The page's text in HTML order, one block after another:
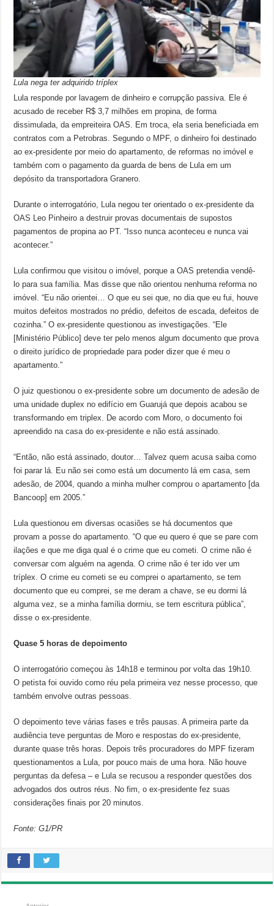
Lula nega ter adquirido tríplex
Lula responde por lavagem de dinheiro e corrupção passiva. Ele é
acusado de receber R$ 3,7 milhões em propina, de forma
dissimulada, da empreiteira OAS. Em troca, ela seria beneficiada em
contratos com a Petrobras. Segundo o MPF, o dinheiro foi destinado
ao ex-presidente por meio do apartamento, de reformas no imóvel e
também com o pagamento da guarda de bens de Lula em um
depósito da transportadora Granero.
Durante o interrogatório, Lula negou ter orientado o ex-presidente da
OAS Leo Pinheiro a destruir provas documentais de supostos
pagamentos de propina ao PT. “Isso nunca aconteceu e nunca vai
acontecer.”
Lula confirmou que visitou o imóvel, porque a OAS pretendia vendê-
lo para sua família. Mas disse que não orientou nenhuma reforma no
imóvel. “Eu não orientei… O que eu sei que, no dia que eu fui, houve
muitos defeitos mostrados no prédio, defeitos de escada, defeitos de
cozinha.” O ex-presidente questionou as investigações. “Ele
[Ministério Público] deve ter pelo menos algum documento que prova
o direito jurídico de propriedade para poder dizer que é meu o
apartamento.”
O juiz questionou o ex-presidente sobre um documento de adesão de
uma unidade duplex no edifício em Guarujá que depois acabou se
transformando em triplex. De acordo com Moro, o documento foi
apreendido na casa do ex-presidente e não está assinado.
“Então, não está assinado, doutor… Talvez quem acusa saiba como
foi parar lá. Eu não sei como está um documento lá em casa, sem
adesão, de 2004, quando a minha mulher comprou o apartamento [da
Bancoop] em 2005.”
Lula questionou em diversas ocasiões se há documentos que
provam a posse do apartamento. “O que eu quero é que se pare com
ilações e que me diga qual é o crime que eu cometi. O crime não é
conversar com alguém na agenda. O crime não é ter ido ver um
tríplex. O crime eu cometi se eu comprei o apartamento, se tem
documento que eu comprei, se me deram a chave, se eu dormi lá
alguma vez, se a minha família dormiu, se tem escritura pública”,
disse o ex-presidente.
Quase 5 horas de depoimento
O interrogatório começou às 14h18 e terminou por volta das 19h10.
O petista foi ouvido como réu pela primeira vez nesse processo, que
também envolve outras pessoas.
O depoimento teve várias fases e três pausas. A primeira parte da
audiência teve perguntas de Moro e respostas do ex-presidente,
durante quase três horas. Depois três procuradores do MPF fizeram
questionamentos a Lula, por pouco mais de uma hora. Não houve
perguntas da defesa – e Lula se recusou a responder questões dos
advogados dos outros réus. No fim, o ex-presidente fez suas
considerações finais por 20 minutos.
Fonte: G1/PR